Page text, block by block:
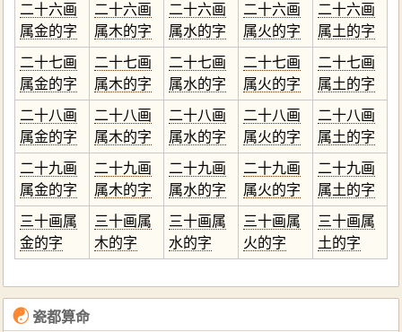
二十六画
属金的字
二十六画
属木的字
二十六画
属水的字
二十六画
属火的字
二十六画
属土的字
二十七画
属金的字
二十七画
属木的字
二十七画
属水的字
二十七画
属火的字
二十七画
属土的字
二十八画
属金的字
二十八画
属木的字
二十八画
属水的字
二十八画
属火的字
二十八画
属土的字
二十九画
属金的字
二十九画
属木的字
二十九画
属水的字
二十九画
属火的字
二十九画
属土的字
三十画属
金的字
三十画属
木的字
三十画属
水的字
三十画属
火的字
三十画属
土的字
☯瓷都算命